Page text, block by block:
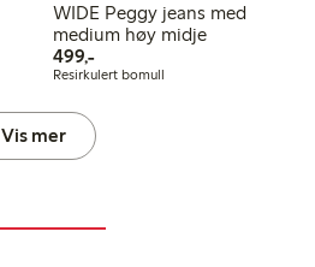
WIDE Peggy jeans med
medium høy midje
499,-499,00 kr
Resirkulert bomull
Vis mer